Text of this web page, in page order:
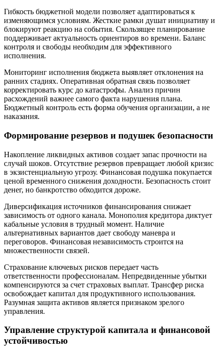
Гибкость бюджетной модели позволяет адаптироваться к
изменяющимся условиям. Жесткие рамки душат инициативу и
блокируют реакцию на события. Скользящее планирование
поддерживает актуальность ориентиров во времени. Баланс
контроля и свободы необходим для эффективного
исполнения.
Мониторинг исполнения бюджета выявляет отклонения на
ранних стадиях. Оперативная обратная связь позволяет
корректировать курс до катастрофы. Анализ причин
расхождений важнее самого факта нарушения плана.
Бюджетный контроль есть форма обучения организации, а не
наказания.
Формирование резервов и подушек безопасности
Накопление ликвидных активов создает запас прочности на
случай шоков. Отсутствие резервов превращает любой кризис
в экзистенциальную угрозу. Финансовая подушка покупается
ценой временного снижения доходности. Безопасность стоит
денег, но банкротство обходится дороже.
Диверсификация источников финансирования снижает
зависимость от одного канала. Монополия кредитора диктует
кабальные условия в трудный момент. Наличие
альтернативных вариантов дает свободу маневра и
переговоров. Финансовая независимость строится на
множественности связей.
Страхование ключевых рисков передает часть
ответственности профессионалам. Непредвиденные убытки
компенсируются за счет страховых выплат. Трансфер риска
освобождает капитал для продуктивного использования.
Разумная защита активов является признаком зрелого
управления.
Управление структурой капитала и финансовой
устойчивостью